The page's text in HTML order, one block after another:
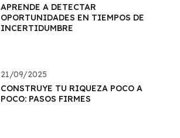
APRENDE A DETECTAR
OPORTUNIDADES EN TIEMPOS DE
INCERTIDUMBRE
21/09/2025
CONSTRUYE TU RIQUEZA POCO A
POCO: PASOS FIRMES